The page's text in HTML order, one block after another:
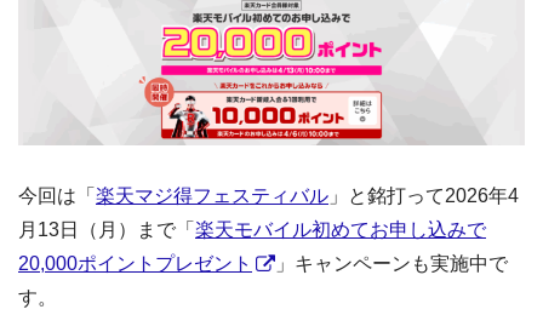
今回は「 楽天マジ得フェスティバル 」と銘打って2026年4
月13日（月）まで「 楽天モバイル初めてお申し込みで
20,000ポイントプレゼント
」キャンペーンも実施中で
す。